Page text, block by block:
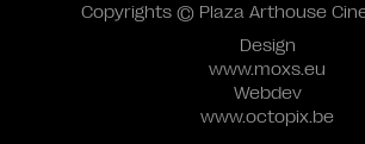
Design
www.moxs.eu
Webdev
www.octopix.be
Copyrights © Plaza Arthouse